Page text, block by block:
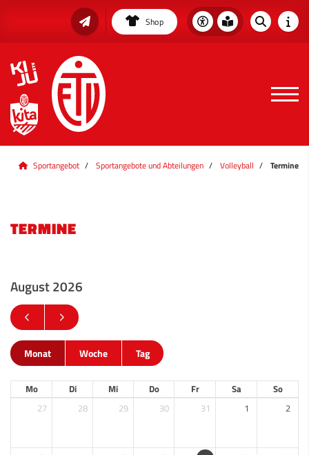
Shop
Sportangebot Sportangebote und Abteilungen Volleyball Termine
TERMINE
August 2026
Monat Woche Tag
Mo Di Mi Do Fr Sa
So
27
28 29 30 31 1 2